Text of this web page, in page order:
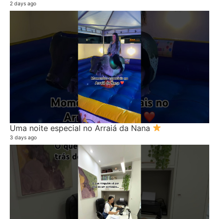
2 days ago
Uma noite especial no Arraiá da Nana
3 days ago